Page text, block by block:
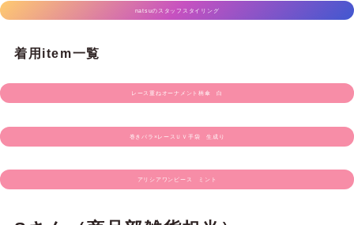
natsuのスタッフスタイリング
着用item一覧
レース重ねオーナメント柄傘 白
巻きバラ×レースＵＶ手袋 生成り
アリシアワンピース ミント